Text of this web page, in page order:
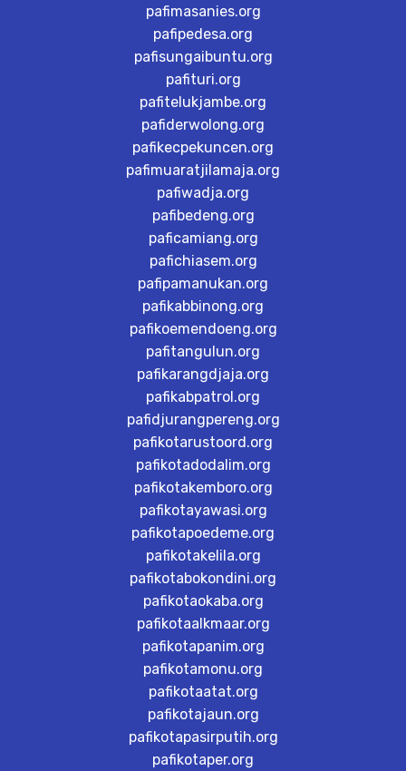
pafimasanies.org
pafipedesa.org
pafisungaibuntu.org
pafituri.org
pafitelukjambe.org
pafiderwolong.org
pafikecpekuncen.org
pafimuaratjilamaja.org
pafiwadja.org
pafibedeng.org
paficamiang.org
pafichiasem.org
pafipamanukan.org
pafikabbinong.org
pafikoemendoeng.org
pafitangulun.org
pafikarangdjaja.org
pafikabpatrol.org
pafidjurangpereng.org
pafikotarustoord.org
pafikotadodalim.org
pafikotakemboro.org
pafikotayawasi.org
pafikotapoedeme.org
pafikotakelila.org
pafikotabokondini.org
pafikotaokaba.org
pafikotaalkmaar.org
pafikotapanim.org
pafikotamonu.org
pafikotaatat.org
pafikotajaun.org
pafikotapasirputih.org
pafikotaper.org